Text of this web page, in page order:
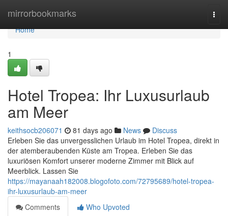
mirrorbookmarks
Home
Home
1
Hotel Tropea: Ihr Luxusurlaub
am Meer
keithsocb206071 81 days ago News
Discuss
Erleben Sie das unvergesslichen Urlaub im Hotel Tropea, direkt in
der atemberaubenden Küste am Tropea. Erleben Sie das
luxuriösen Komfort unserer moderne Zimmer mit Blick auf
Meerblick. Lassen Sie
https://mayanaah182008.blogofoto.com/72795689/hotel-tropea-
ihr-luxusurlaub-am-meer
Comments
Who Upvoted